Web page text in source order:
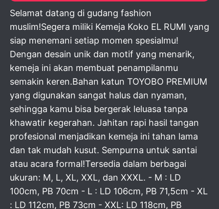
Selamat datang di gudang fashion
muslim!Segera miliki Kemeja Koko EL RUMI yang
siap menemani setiap momen spesialmu!
Dengan desain unik dan motif yang menarik,
kemeja ini akan membuat penampilanmu
semakin keren.Bahan katun TOYOBO PREMIUM
yang digunakan sangat halus dan nyaman,
sehingga kamu bisa bergerak leluasa tanpa
khawatir kegerahan. Jahitan rapi hasil tangan
profesional menjadikan kemeja ini tahan lama
dan tak mudah kusut. Sempurna untuk santai
atau acara formal!Tersedia dalam berbagai
ukuran: M, L, XL, XXL, dan XXXL. - M : LD
100cm, PB 70cm - L : LD 106cm, PB 71,5cm - XL
: LD 112cm, PB 73cm - XXL: LD 118cm, PB